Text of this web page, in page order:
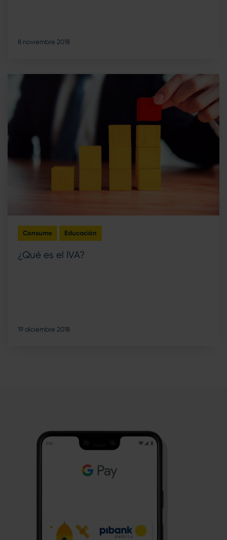
8 noviembre 2018
Consumo Educación
¿Qué es el IVA?
19 diciembre 2018